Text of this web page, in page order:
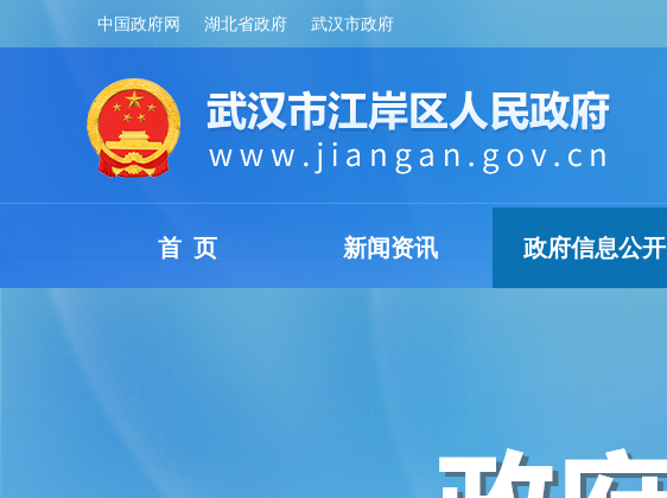
中国政府网 湖北省政府 武汉市政府
首 页 新闻资讯 政府信息公开